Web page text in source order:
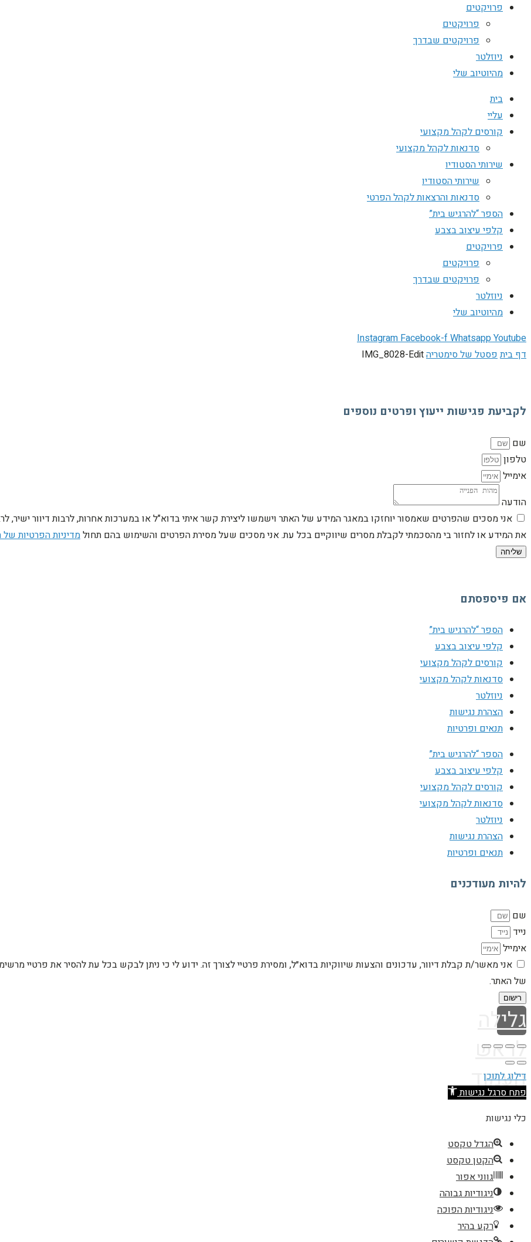
פרויקטים
פרויקטים
פרויקטים שבדרך
ניוזלטר
מהיוטיוב שלי
בית
עליי
קורסים לקהל מקצועי
סדנאות לקהל מקצועי
שירותי הסטודיו
שירותי הסטודיו
סדנאות והרצאות לקהל הפרטי
הספר “להרגיש בית”
קלפי עיצוב בצבע
פרויקטים
פרויקטים
פרויקטים שבדרך
ניוזלטר
מהיוטיוב שלי
InstagramFacebook-fWhatsappYoutube
דף ביתפסטל של סימטריהIMG_8028-Edit
לקביעת פגישות ייעוץ ופרטים נוספים
שם
טלפון
אימייל
הודעה
אני מסכים שהפרטים שאמסור יוחזקו במאגר המידע של האתר וישמשו ליצירת קשר איתי בדוא"ל או במערכות אחרות, לרבות דיוור ישיר,
את המידע או לחזור בי מהסכמתי לקבלת מסרים שיווקיים בכל עת. אני מסכים שעל מסירת הפרטים והשימוש בהם תחולמדיניות הפרטיות
שליחה
אם פיספסתם
הספר “להרגיש בית”
קלפי עיצוב בצבע
קורסים לקהל מקצועי
סדנאות לקהל מקצועי
ניוזלטר
הצהרת נגישות
תנאים ופרטיות
הספר “להרגיש בית”
קלפי עיצוב בצבע
קורסים לקהל מקצועי
סדנאות לקהל מקצועי
ניוזלטר
הצהרת נגישות
תנאים ופרטיות
להיות מעודכנים
שם
נייד
אימייל
אני מאשר/ת קבלת דיוור, עדכונים והצעות שיווקיות בדוא״ל, ומסירת פרטיי לצורך זה. ידוע לי כי ניתן לבקש בכל עת להסיר את פרטיי
של האתר.
רישום
גלילה
לראש
העמוד
דילוג לתוכן
פתח סרגל נגישות
כלי נגישות
הגדל טקסט
הקטן טקסט
גווני אפור
ניגודיות גבוהה
ניגודיות הפוכה
רקע בהיר